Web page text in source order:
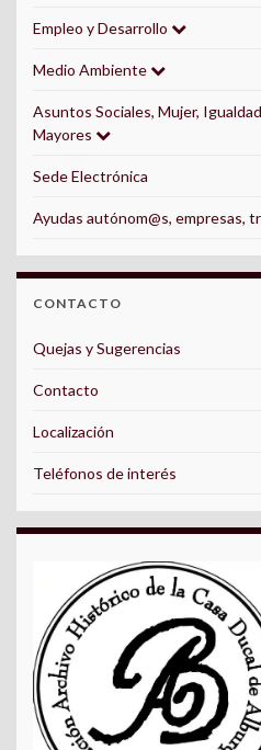
Empleo y Desarrollo
Medio Ambiente
Asuntos Sociales, Mujer,
Mayores
Sede Electrónica
Ayudas autónom@s, empresas,
CONTACTO
Quejas y Sugerencias
Contacto
Localización
Teléfonos de interés